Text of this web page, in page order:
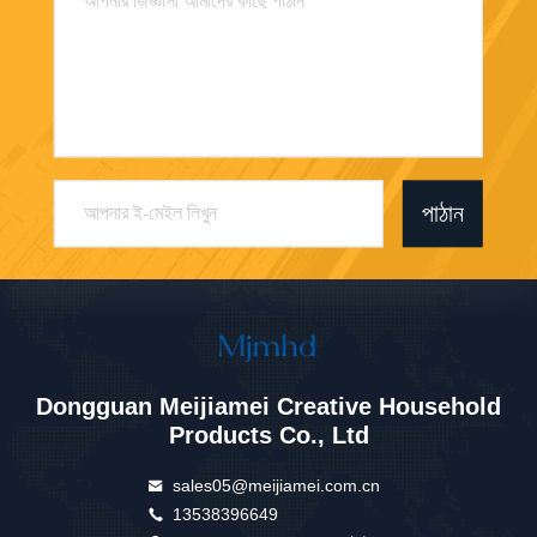
পাঠান
Dongguan Meijiamei Creative Household
Products Co., Ltd
sales05@meijiamei.com.cn
13538396649